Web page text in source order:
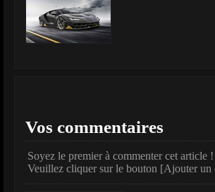
Vos commentaires
Soyez le premier à commenter cet article !
Veuillez cliquer sur le bouton [Ajouter un